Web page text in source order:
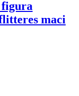
figura
maci